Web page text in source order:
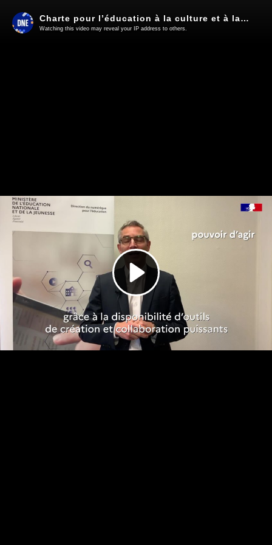
Play
Video
Charte pour l’éducation à la culture et à la citoyenneté numériques - Présentation par Audran Le Baron
Watching this video may reveal your IP address to others.